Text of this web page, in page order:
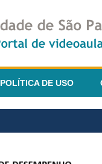
POLÍTICA DE USO